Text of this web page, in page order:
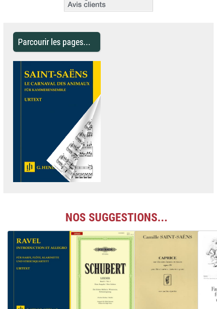
Parcourir les pages...
NOS SUGGESTIONS...